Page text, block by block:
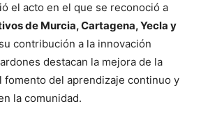
el acto en el que se reconoció a
de Murcia, Cartagena, Yecla y
contribución a la innovación
destacan la mejora de la
fomento del aprendizaje continuo y
la comunidad.